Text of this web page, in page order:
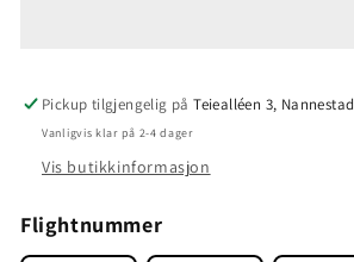
Pickup tilgjengelig påTeiealléen 3, Nannestad
Vanligvis klar på 2-4 dager
Vis butikkinformasjon
Flightnummer